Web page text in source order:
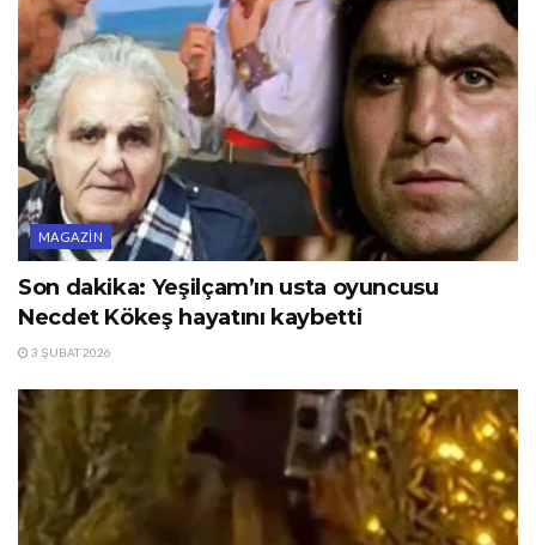
MAGAZIN
Son dakika: Yeşilçam’ın usta oyuncusu
Necdet Kökeş hayatını kaybetti
3 ŞUBAT 2026